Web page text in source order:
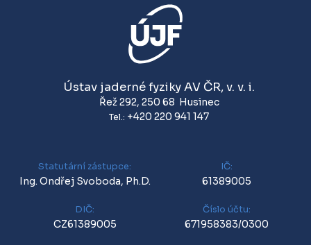
Ústav jaderné fyziky AV ČR, v. v. i.
Řež 292, 250 68 Husinec
Tel.: +420 220 941 147
Statutární zástupce:
Ing. Ondřej Svoboda, Ph.D.
IČ:
61389005
DIČ:
CZ61389005
Číslo účtu:
671958383/0300